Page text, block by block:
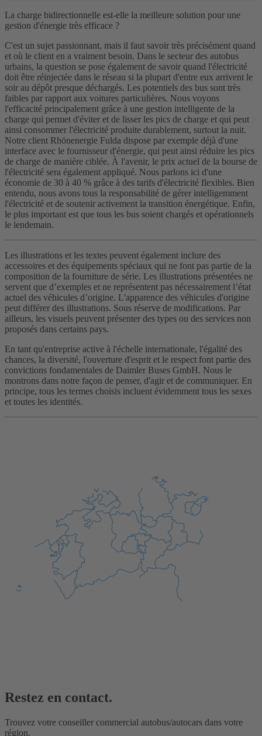
La charge bidirectionnelle est-elle la meilleure solution pour une
gestion d'énergie très efficace ?
C'est un sujet passionnant, mais il faut savoir très précisément quand
et où le client en a vraiment besoin. Dans le secteur des autobus
urbains, la question se pose également de savoir quand l'électricité
doit être réinjectée dans le réseau si la plupart d'entre eux arrivent le
soir au dépôt presque déchargés. Les potentiels des bus sont très
faibles par rapport aux voitures particulières. Nous voyons
l'efficacité principalement grâce à une gestion intelligente de la
charge qui permet d'éviter et de lisser les pics de charge et qui peut
ainsi consommer l'électricité produite durablement, surtout la nuit.
Notre client Rhönenergie Fulda dispose par exemple déjà d'une
interface avec le fournisseur d'énergie, qui peut ainsi réduire les pics
de charge de manière ciblée. À l'avenir, le prix actuel de la bourse de
l'électricité sera également appliqué. Nous parlons ici d'une
économie de 30 à 40 % grâce à des tarifs d'électricité flexibles. Bien
entendu, nous avons tous la responsabilité de gérer intelligemment
l'électricité et de soutenir activement la transition énergétique. Enfin,
le plus important est que tous les bus soient chargés et opérationnels
le lendemain.
Les illustrations et les textes peuvent également inclure des
accessoires et des équipements spéciaux qui ne font pas partie de la
composition de la fourniture de série. Les illustrations présentées ne
servent que d’exemples et ne représentent pas nécessairement l’état
actuel des véhicules d’origine. L'apparence des véhicules d'origine
peut différer des illustrations. Sous réserve de modifications. Par
ailleurs, les visuels peuvent présenter des types ou des services non
proposés dans certains pays.
En tant qu'entreprise active à l'échelle internationale, l'égalité des
chances, la diversité, l'ouverture d'esprit et le respect font partie des
convictions fondamentales de Daimler Buses GmbH. Nous le
montrons dans notre façon de penser, d'agir et de communiquer. En
principe, tous les termes choisis incluent évidemment tous les sexes
et toutes les identités.
Restez en contact.
Trouvez votre conseiller commercial autobus/autocars dans votre
région.